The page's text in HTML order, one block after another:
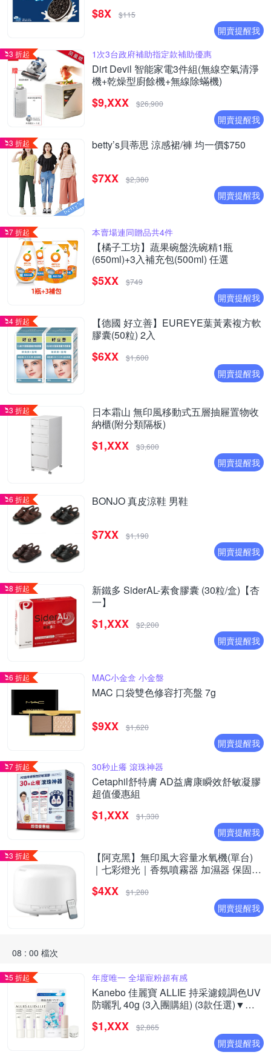
$8X $115
開賣提醒我
3 折起 1次3台政府補助指定款補助優惠
Dirt Devil 智能家電3件組(無線空氣清淨
機+乾燥型廚餘機+無線除蟎機)
$9,XXX $26,900
開賣提醒我
3 折起 betty’s貝蒂思 涼感裙/褲 均一價$750
$7XX $2,380
開賣提醒我
7 折起 本賣場連同贈品共4件
【橘子工坊】蔬果碗盤洗碗精1瓶
(650ml)+3入補充包(500ml) 任選
$5XX $749
開賣提醒我
4 折起
【德國 好立善】EUREYE葉黃素複方軟
膠囊(50粒) 2入
$6XX $1,600
開賣提醒我
3 折起
日本霜山 無印風移動式五層抽屜置物收
納櫃(附分類隔板)
$1,XXX $3,600
開賣提醒我
6 折起 BONJO 真皮涼鞋 男鞋
$7XX $1,190
開賣提醒我
8 折起
新鐵多 SiderAL-素食膠囊 (30粒/盒)【杏
一】
$1,XXX $2,200
開賣提醒我
6 折起 MAC小金盒 小金盤
MAC 口袋雙色修容打亮盤 7g
$9XX $1,620
開賣提醒我
7 折起 30秒止癢 滾珠神器
Cetaphil舒特膚 AD益膚康瞬效舒敏凝膠
超值優惠組
$1,XXX $1,330
開賣提醒我
3 折起
【阿克黑】無印風大容量水氧機(單台)
｜七彩燈光｜香氛噴霧器 加濕器 保固一
$4XX $1,280
開賣提醒我
08 : 00 檔次
5 折起 年度唯一 全場寵粉超有感
Kanebo 佳麗寶 ALLIE 持采濾鏡調色UV
防曬乳 40g (3入團購組) (3款任選)▼超
$1,XXX $2,865
開賣提醒我